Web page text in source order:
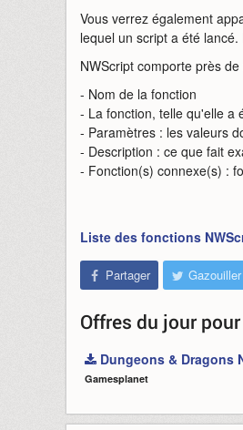
Vous verrez également
lequel un script a été
NWScript comporte près
- Nom de la fonction
- La fonction, telle qu'elle a
- Paramètres : les valeurs
- Description : ce que fait
- Fonction(s) connexe(s) :
Liste des fonctions
Partager Gazouiller
Offres du jour pour
Dungeons & Dragons
Gamesplanet